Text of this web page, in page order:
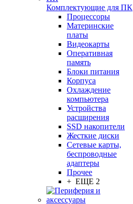
Комплектующие для ПК
Процессоры
Материнские
платы
Видеокарты
Оперативная
память
Блоки питания
Корпуса
Охлаждение
компьютера
Устройства
расширения
SSD накопители
Жесткие диски
Сетевые карты,
беспроводные
адаптеры
Прочее
+ ЕЩЕ 2